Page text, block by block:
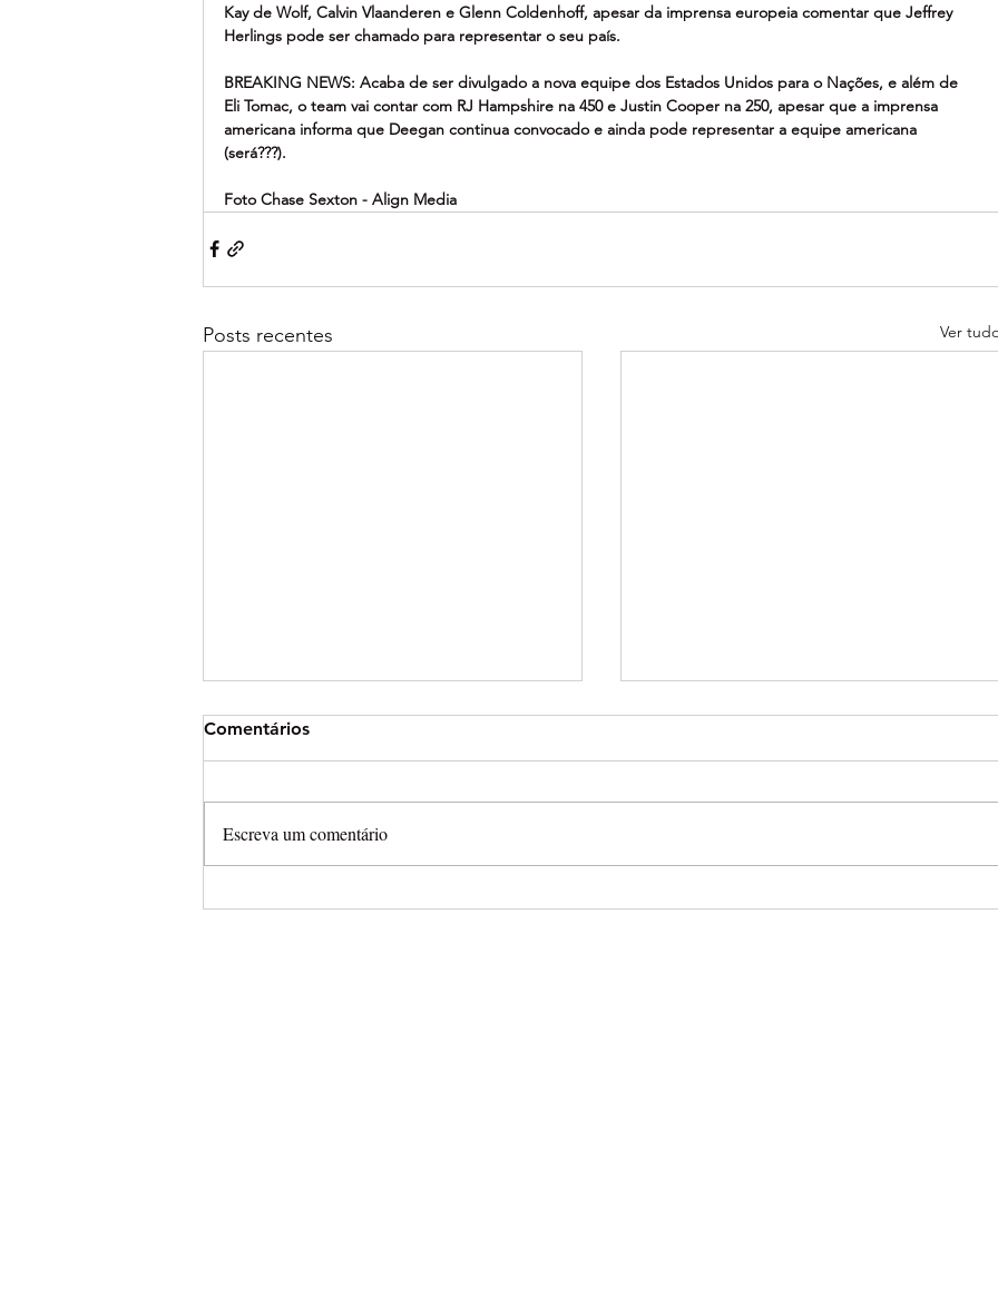
Kay de Wolf, Calvin Vlaanderen e Glenn Coldenhoff, apesar da imprensa europeia comentar que Jeffrey
Herlings pode ser chamado para representar o seu país.
BREAKING NEWS: Acaba de ser divulgado a nova equipe dos Estados Unidos para o Nações, e além de
Eli Tomac, o team vai contar com RJ Hampshire na 450 e Justin Cooper na 250, apesar que a imprensa
americana informa que Deegan continua convocado e ainda pode representar a equipe americana
(será???).
Foto Chase Sexton - Align Media
Posts recentes Ver
Comentários
Escreva um comentário